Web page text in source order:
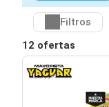
Filtros
12 ofertas